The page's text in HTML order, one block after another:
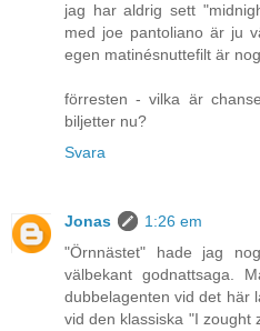
jag har aldrig sett
med joe pantoliano är ju
egen matinésnuttefilt är
förresten - vilka är
biljetter nu?
Svara
Jonas
1:26 em
"Örnnästet" hade jag
välbekant godnattsaga.
dubbelagenten vid det här
vid den klassiska "I zought